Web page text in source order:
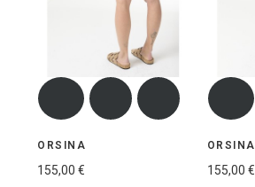
ORSINA
155,00 €
ORSINA
155,00 €